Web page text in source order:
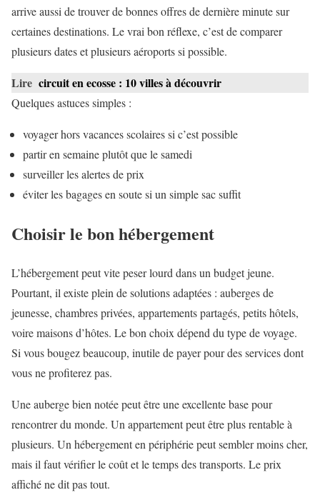
arrive aussi de trouver de bonnes offres de dernière minute sur
certaines destinations. Le vrai bon réflexe, c’est de comparer
plusieurs dates et plusieurs aéroports si possible.
Lire circuit en ecosse : 10 villes à découvrir
Quelques astuces simples :
voyager hors vacances scolaires si c’est possible
partir en semaine plutôt que le samedi
surveiller les alertes de prix
éviter les bagages en soute si un simple sac suffit
Choisir le bon hébergement
L’hébergement peut vite peser lourd dans un budget jeune.
Pourtant, il existe plein de solutions adaptées : auberges de
jeunesse, chambres privées, appartements partagés, petits hôtels,
voire maisons d’hôtes. Le bon choix dépend du type de voyage.
Si vous bougez beaucoup, inutile de payer pour des services dont
vous ne profiterez pas.
Une auberge bien notée peut être une excellente base pour
rencontrer du monde. Un appartement peut être plus rentable à
plusieurs. Un hébergement en périphérie peut sembler moins cher,
mais il faut vérifier le coût et le temps des transports. Le prix
affiché ne dit pas tout.